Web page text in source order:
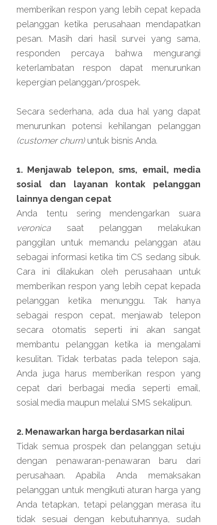
memberikan respon yang lebih cepat kepada
pelanggan ketika perusahaan mendapatkan
pesan. Masih dari hasil survei yang sama,
responden percaya bahwa mengurangi
keterlambatan respon dapat menurunkan
kepergian pelanggan/prospek.
Secara sederhana, ada dua hal yang dapat
(customer churn) untuk bisnis Anda.
1. Menjawab telepon, sms, email, media
sosial dan layanan kontak pelanggan
lainnya dengan cepat
veronica saat pelanggan melakukan
panggilan untuk memandu pelanggan atau
sebagai informasi ketika tim CS sedang sibuk.
Cara ini dilakukan oleh perusahaan untuk
memberikan respon yang lebih cepat kepada
pelanggan ketika menunggu. Tak hanya
sebagai respon cepat, menjawab telepon
secara otomatis seperti ini akan sangat
membantu pelanggan ketika ia mengalami
kesulitan. Tidak terbatas pada telepon saja,
Anda juga harus memberikan respon yang
cepat dari berbagai media seperti email,
sosial media maupun melalui SMS sekalipun.
2. Menawarkan harga berdasarkan nilai
Tidak semua prospek dan pelanggan setuju
dengan penawaran-penawaran baru dari
perusahaan. Apabila Anda memaksakan
pelanggan untuk mengikuti aturan harga yang
Anda tetapkan, tetapi pelanggan merasa itu
tidak sesuai dengan kebutuhannya, sudah